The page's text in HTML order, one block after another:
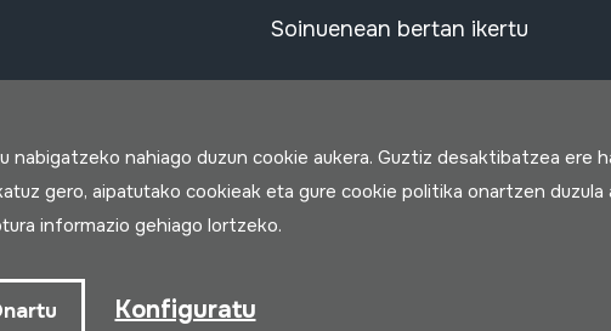
Soinuenean bertan ikertu
nahiago duzun cookie aukera. Guztiz desaktibatzea ere
gero, aipatutako cookieak eta gure cookie politika onartzen duzula
informazio gehiago lortzeko.
Konfiguratu